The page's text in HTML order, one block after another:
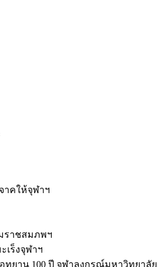
าคให้จุฬาฯ
ราชสมภพฯ
ร็งจุฬาฯ
ทยาน 100 ปี จุฬาลงกรณ์มหาวิทยาลัย